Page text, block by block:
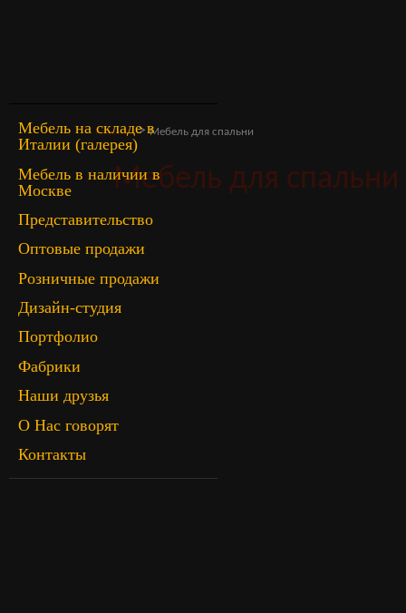
Мебель на складе в
Италии (галерея)
Мебель в наличии в
Москве
Представительство
Оптовые продажи
Розничные продажи
Дизайн-студия
Портфолио
Фабрики
Наши друзья
О Нас говорят
Контакты
Главная>Мебель для спальни
Мебель для спальни